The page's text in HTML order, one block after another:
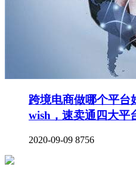
跨境电商做哪个平台
wish，速卖通四大平
2020-09-09 8756